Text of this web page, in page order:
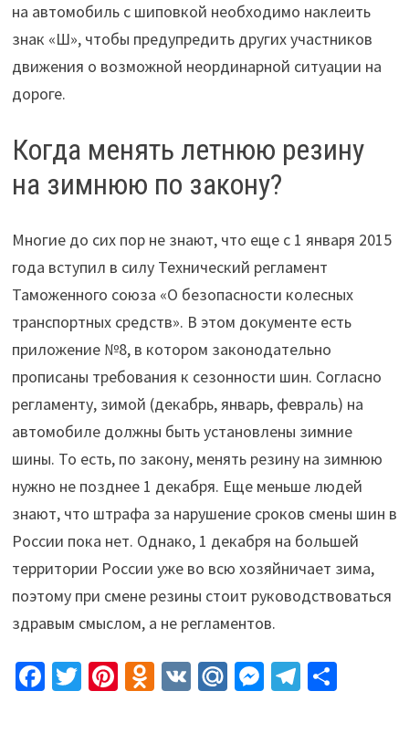
на автомобиль с шиповкой необходимо наклеить
знак «Ш», чтобы предупредить других участников
движения о возможной неординарной ситуации на
дороге.
Когда менять летнюю резину
на зимнюю по закону?
Многие до сих пор не знают, что еще с 1 января 2015
года вступил в силу Технический регламент
Таможенного союза «О безопасности колесных
транспортных средств». В этом документе есть
приложение №8, в котором законодательно
прописаны требования к сезонности шин. Согласно
регламенту, зимой (декабрь, январь, февраль) на
автомобиле должны быть установлены зимние
шины. То есть, по закону, менять резину на зимнюю
нужно не позднее 1 декабря. Еще меньше людей
знают, что штрафа за нарушение сроков смены шин в
России пока нет. Однако, 1 декабря на большей
территории России уже во всю хозяйничает зима,
поэтому при смене резины стоит руководствоваться
здравым смыслом, а не регламентов.
Fa T Pi O V M M Te О